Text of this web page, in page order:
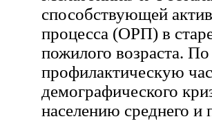
способствующей
процесса (ОРП) в
пожилого возраста.
профилактическую
демографического
населению среднего и